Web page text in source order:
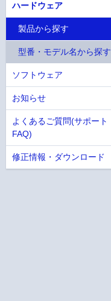
ハードウェア
製品から探す
型番・モデル名から探す
ソフトウェア
お知らせ
よくあるご質問(サポート
FAQ)
修正情報・ダウンロード